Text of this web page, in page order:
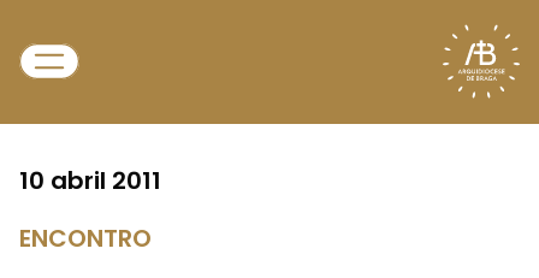
10 abril 2011
ENCONTRO